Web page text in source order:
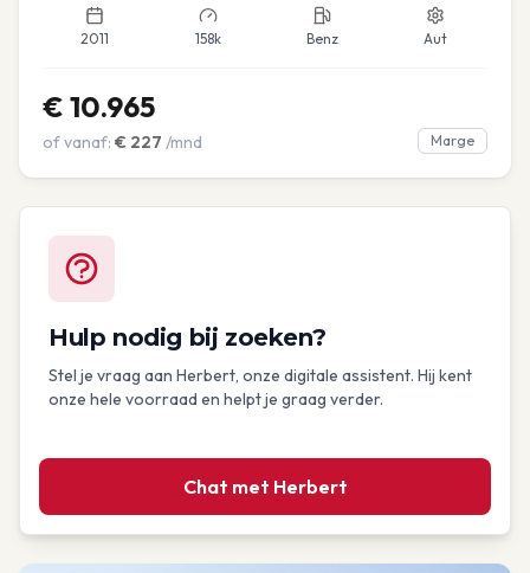
2011 158k Benz Aut
€ 10.965
of vanaf: € 227 /mnd Marge
Hulp nodig bij zoeken?
Stel je vraag aan Herbert, onze digitale assistent. Hij kent
onze hele voorraad en helpt je graag verder.
Chat met Herbert